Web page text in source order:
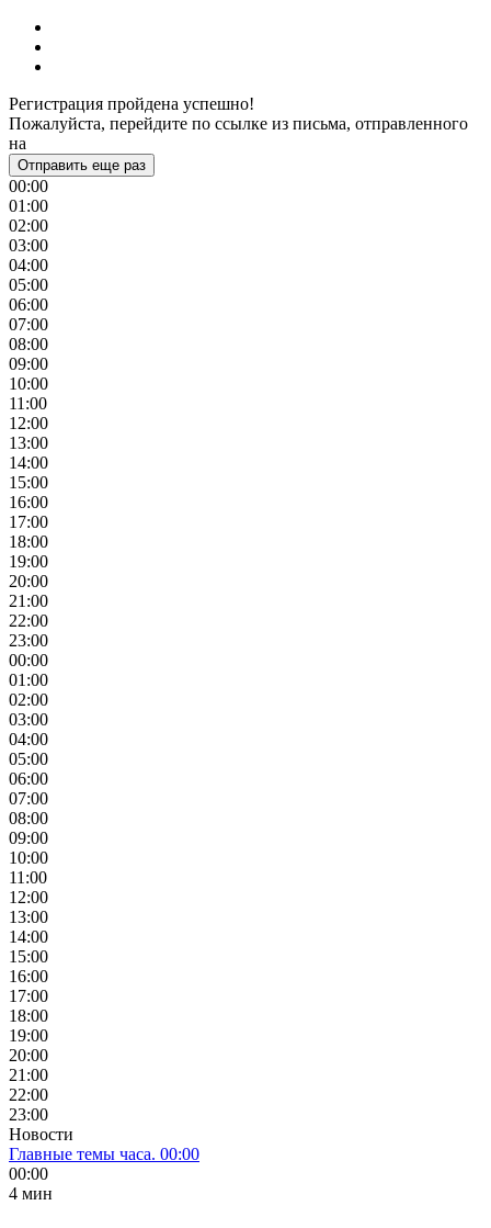
Регистрация пройдена успешно!
Пожалуйста, перейдите по ссылке из письма, отправленного
на
Отправить еще раз
00:00
01:00
02:00
03:00
04:00
05:00
06:00
07:00
08:00
09:00
10:00
11:00
12:00
13:00
14:00
15:00
16:00
17:00
18:00
19:00
20:00
21:00
22:00
23:00
00:00
01:00
02:00
03:00
04:00
05:00
06:00
07:00
08:00
09:00
10:00
11:00
12:00
13:00
14:00
15:00
16:00
17:00
18:00
19:00
20:00
21:00
22:00
23:00
Новости
Главные темы часа. 00:00
00:00
4 мин